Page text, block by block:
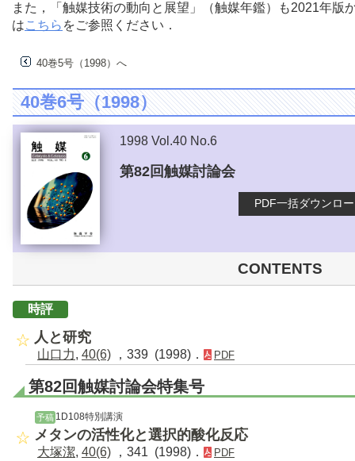
また，「触媒技術の動向と展望」（触媒年鑑）も2021年
はこちら をご参照ください．
40巻5号（1998）へ
40巻6号（1998）
1998 Vol.40 No.6
第82回触媒討論会
PDF一括ダウンロ
CONTENTS
時評
人と研究
山口力, 40(6) ，339 (1998)． PDF
第82回触媒討論会特集号
予稿 1D108特別講演
メタンの活性化と選択的酸化反応
大塚潔, 40(6) ，341 (1998)． PDF